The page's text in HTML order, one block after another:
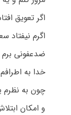
اگر تعویق
اگرم
ضدعفونی
خدا به
چون به نظرم
و امکان